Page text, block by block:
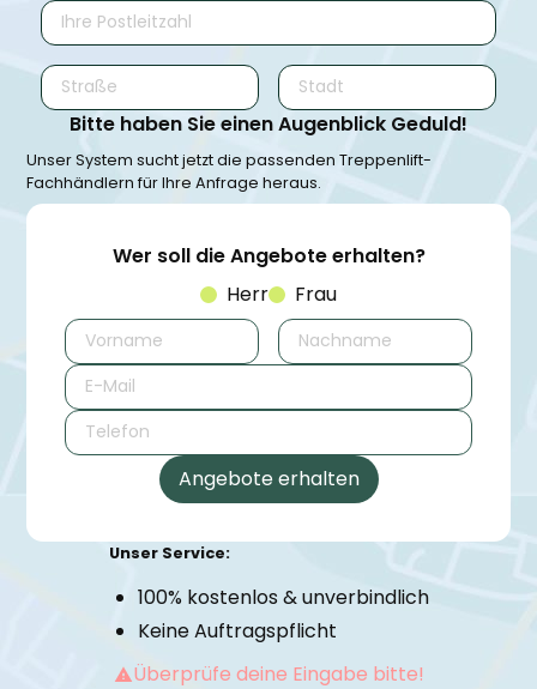
Bitte haben Sie einen Augenblick Geduld!
Unser System sucht jetzt die passenden Treppenlift-
Fachhändlern für Ihre Anfrage heraus.
Wer soll die Angebote erhalten?
Herr
Frau
Unser Service:
100% kostenlos & unverbindlich
Keine Auftragspflicht
Überprüfe deine Eingabe bitte!